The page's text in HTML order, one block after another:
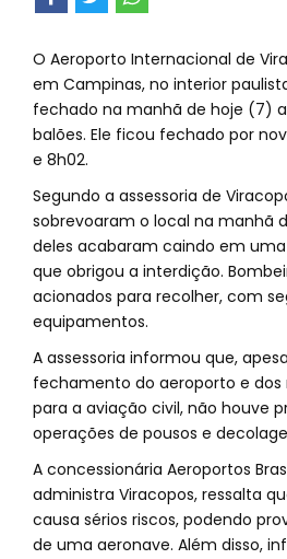
O Aeroporto Internacional de
em Campinas, no interior
fechado na manhã de hoje (7)
balões. Ele ficou fechado por
e 8h02.
Segundo a assessoria de
sobrevoaram o local na manhã
deles acabaram caindo em
que obrigou a interdição.
acionados para recolher, com
equipamentos.
A assessoria informou que,
fechamento do aeroporto e dos
para a aviação civil, não houve
operações de pousos e
A concessionária Aeroportos
administra Viracopos, ressalta
causa sérios riscos, podendo
de uma aeronave. Além disso,